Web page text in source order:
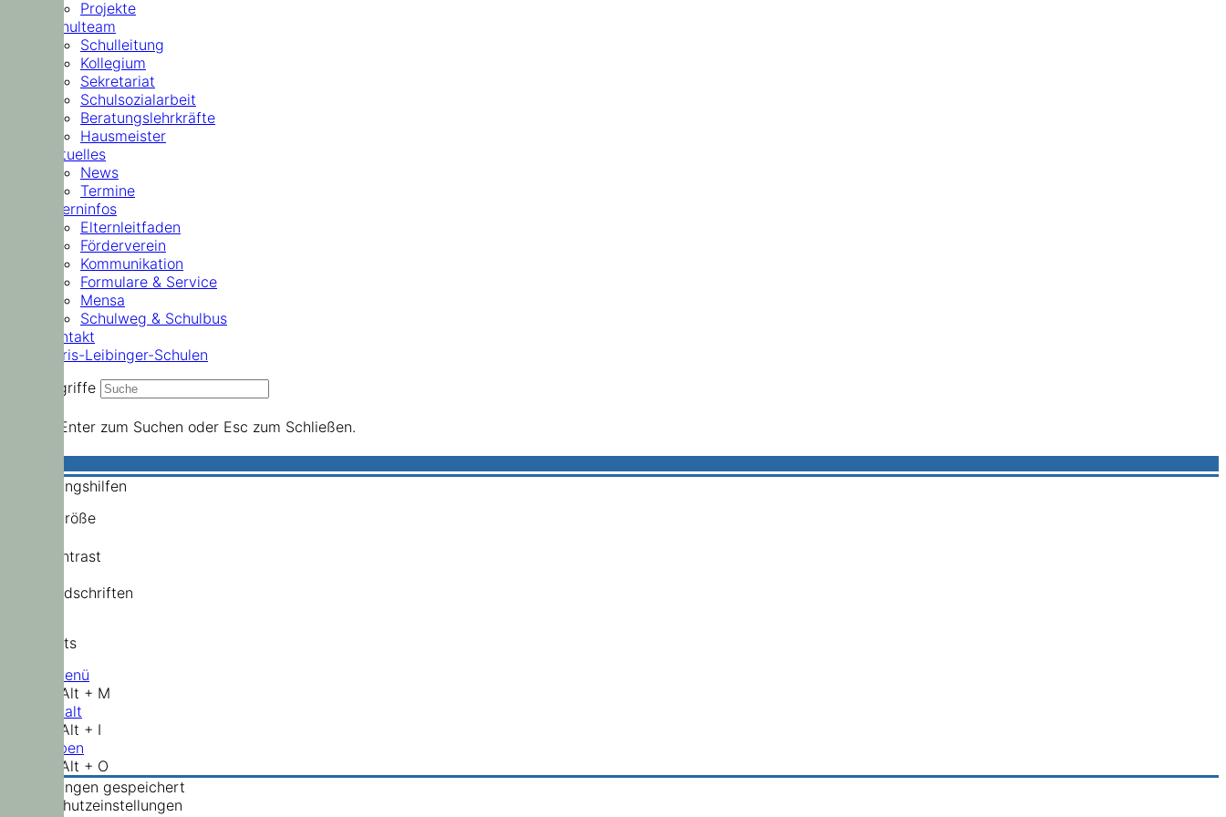
Projekte
Schulteam
Schulleitung
Kollegium
Sekretariat
Schulsozialarbeit
Beratungslehrkräfte
Hausmeister
Aktuelles
News
Termine
Elterninfos
Elternleitfaden
Förderverein
Kommunikation
Formulare & Service
Mensa
Schulweg & Schulbus
Kontakt
Doris-Leibinger-Schulen
Suchbegriffe
Drücke Enter zum Suchen oder Esc zum Schließen.
Bedienungshilfen
Schriftgröße
Hochkontrast
Standardschriften
Shortcuts
Hauptmenü
Shift + Alt + M
Zum Inhalt
Shift + Alt + I
Nach oben
Shift + Alt + O
Einstellungen gespeichert
Datenschutzeinstellungen